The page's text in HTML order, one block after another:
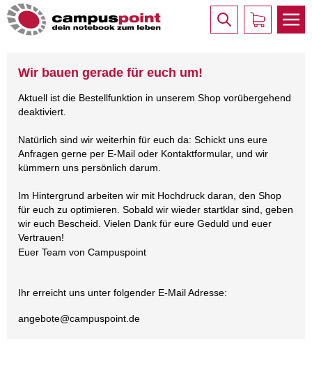
Wir bauen gerade für euch um!
Aktuell ist die Bestellfunktion in unserem Shop vorübergehend
deaktiviert.
Natürlich sind wir weiterhin für euch da: Schickt uns eure
Anfragen gerne per E-Mail oder Kontaktformular, und wir
kümmern uns persönlich darum.
Im Hintergrund arbeiten wir mit Hochdruck daran, den Shop
für euch zu optimieren. Sobald wir wieder startklar sind, geben
wir euch Bescheid. Vielen Dank für eure Geduld und euer
Vertrauen!
Euer Team von Campuspoint
Ihr erreicht uns unter folgender E-Mail Adresse:
angebote@campuspoint.de